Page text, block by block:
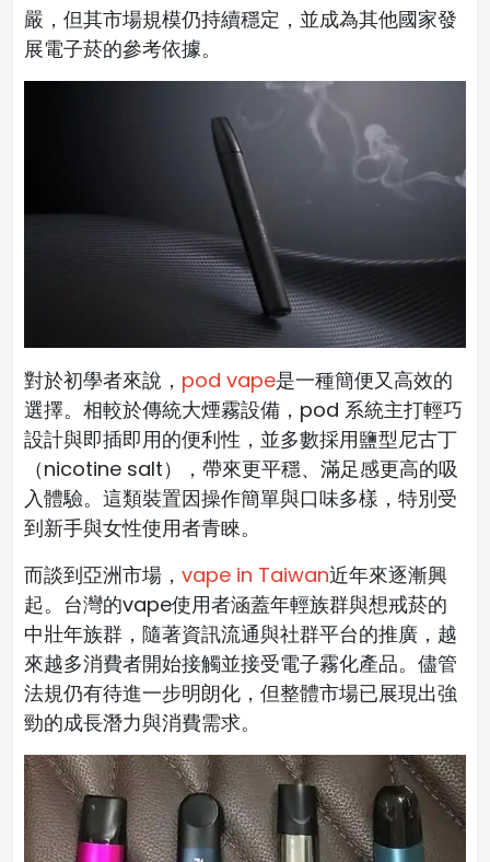
嚴，但其市場規模仍持續穩定，並成為其他國家發
展電子菸的參考依據。
對於初學者來說， pod vape是一種簡便又高效的
選擇。相較於傳統大煙霧設備，pod 系統主打輕巧
設計與即插即用的便利性，並多數採用鹽型尼古丁
（nicotine salt），帶來更平穩、滿足感更高的吸
入體驗。這類裝置因操作簡單與口味多樣，特別受
到新手與女性使用者青睞。
而談到亞洲市場， vape in Taiwan近年來逐漸興
起。台灣的vape使用者涵蓋年輕族群與想戒菸的
中壯年族群，隨著資訊流通與社群平台的推廣，越
來越多消費者開始接觸並接受電子霧化產品。儘管
法規仍有待進一步明朗化，但整體市場已展現出強
勁的成長潛力與消費需求。